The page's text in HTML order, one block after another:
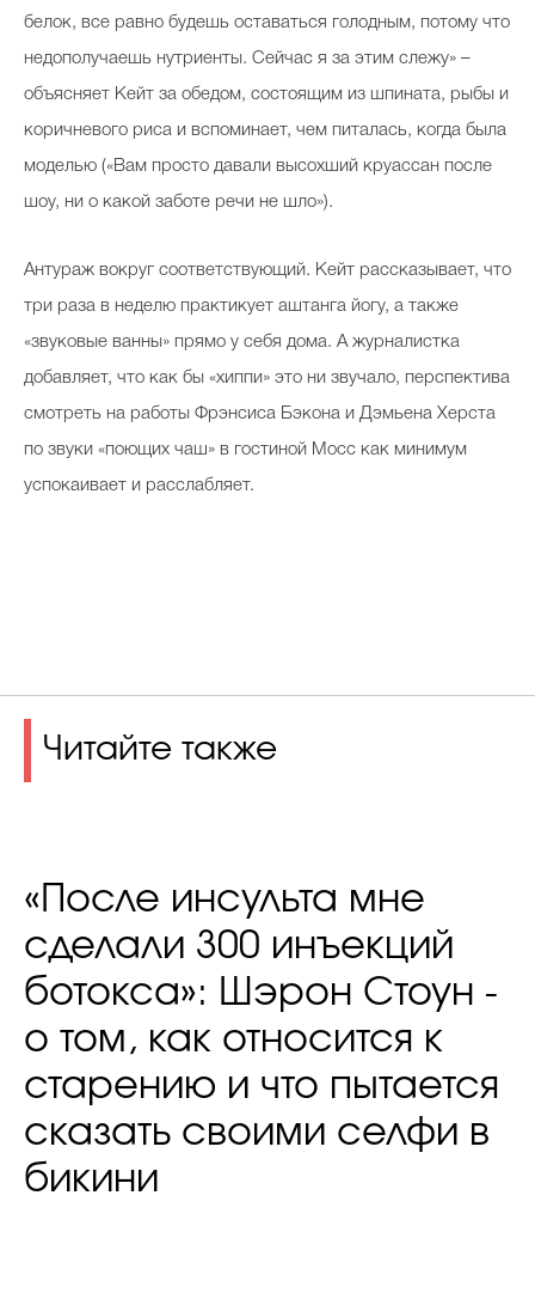
белок, все равно будешь оставаться голодным, потому что
недополучаешь нутриенты. Сейчас я за этим слежу» –
объясняет Кейт за обедом, состоящим из шпината, рыбы и
коричневого риса и вспоминает, чем питалась, когда была
моделью («Вам просто давали высохший круассан после
шоу, ни о какой заботе речи не шло»).
Антураж вокруг соответствующий. Кейт рассказывает, что
три раза в неделю практикует аштанга йогу, а также
«звуковые ванны» прямо у себя дома. А журналистка
добавляет, что как бы «хиппи» это ни звучало, перспектива
смотреть на работы Фрэнсиса Бэкона и Дэмьена Херста
по звуки «поющих чаш» в гостиной Мосс как минимум
успокаивает и расслабляет.
Читайте также
«После инсульта мне
сделали 300 инъекций
ботокса»: Шэрон Стоун -
о том, как относится к
старению и что пытается
сказать своими селфи в
бикини